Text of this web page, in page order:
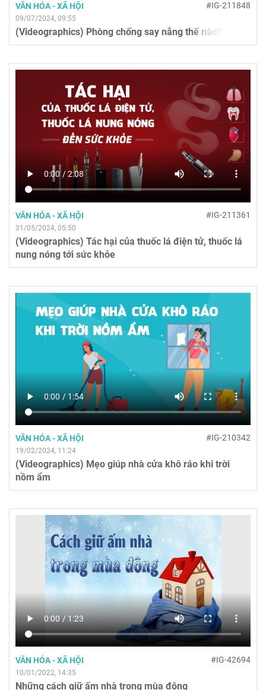
VĂN HÓA - XÃ HỘI #IG-211848
09/07/2024, 09:55
(Videographics) Phòng chống say nắng thế nào?
VĂN HÓA - XÃ HỘI #IG-211361
31/05/2024, 05:50
(Videographics) Tác hại của thuốc lá điện tử, thuốc lá
nung nóng tới sức khỏe
VĂN HÓA - XÃ HỘI #IG-210342
19/02/2024, 11:24
(Videographics) Mẹo giúp nhà cửa khô ráo khi trời
nồm ẩm
VĂN HÓA - XÃ HỘI #IG-42694
10/01/2022, 14:35
Những cách giữ ấm nhà trong mùa đông